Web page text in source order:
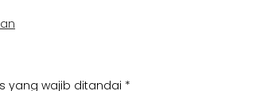
yang wajib ditandai *